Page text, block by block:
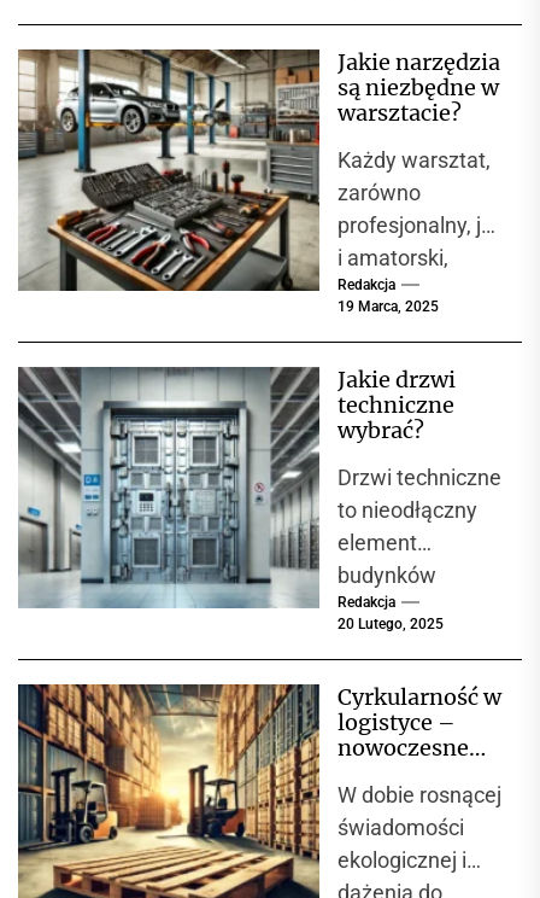
bezpieczeństwa i
wydajności w
przemysłowych.
W miejscach,
gdzie...
Jakie narzędzia
są niezbędne w
warsztacie?
Każdy warsztat,
zarówno
profesjonalny, jak
i amatorski,
powinien być
umożliwiają
precyzyjne i
wykonywanie
prac
serwisowych....
Redakcja
19 Marca, 2025
Jakie drzwi
techniczne
wybrać?
Drzwi techniczne
to nieodłączny
element
budynków
przemysłowych,
także
pomieszczeń
publicznej. Ich
głównym
zadaniem jest
Redakcja
20 Lutego, 2025
Cyrkularność w
logistyce –
nowoczesne
gospodarki
paletowej
W dobie rosnącej
świadomości
ekologicznej i
dążenia do